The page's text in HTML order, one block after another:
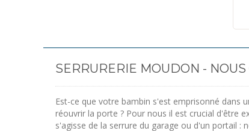
SERRURERIE MOUDON -
Est-ce que votre bambin s'est emprisonné dans
réouvrir la porte ? Pour nous il est crucial d'être
s'agisse de la serrure du garage ou d'un portail